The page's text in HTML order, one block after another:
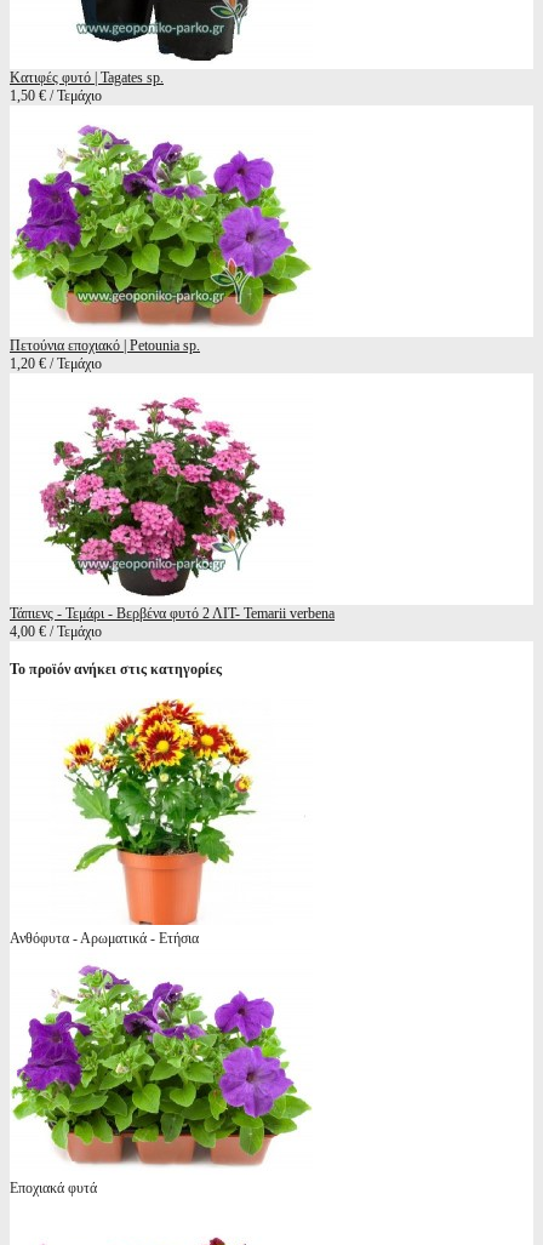
Κατιφές φυτό | Tagates sp.
1,50 € / Τεμάχιο
Πετούνια εποχιακό | Petounia sp.
1,20 € / Τεμάχιο
Τάπιενς - Τεμάρι - Βερβένα φυτό 2 ΛΙΤ- Temarii verbena
4,00 € / Τεμάχιο
Το προϊόν ανήκει στις κατηγορίες
Ανθόφυτα - Αρωματικά - Ετήσια
Εποχιακά φυτά